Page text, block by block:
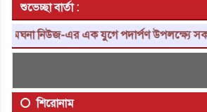
শুভেচ্ছা বার্তা :
নিউজ-এর এক যুগে পদার্পণ উপলক্ষ্যে সকল
শিরোনাম